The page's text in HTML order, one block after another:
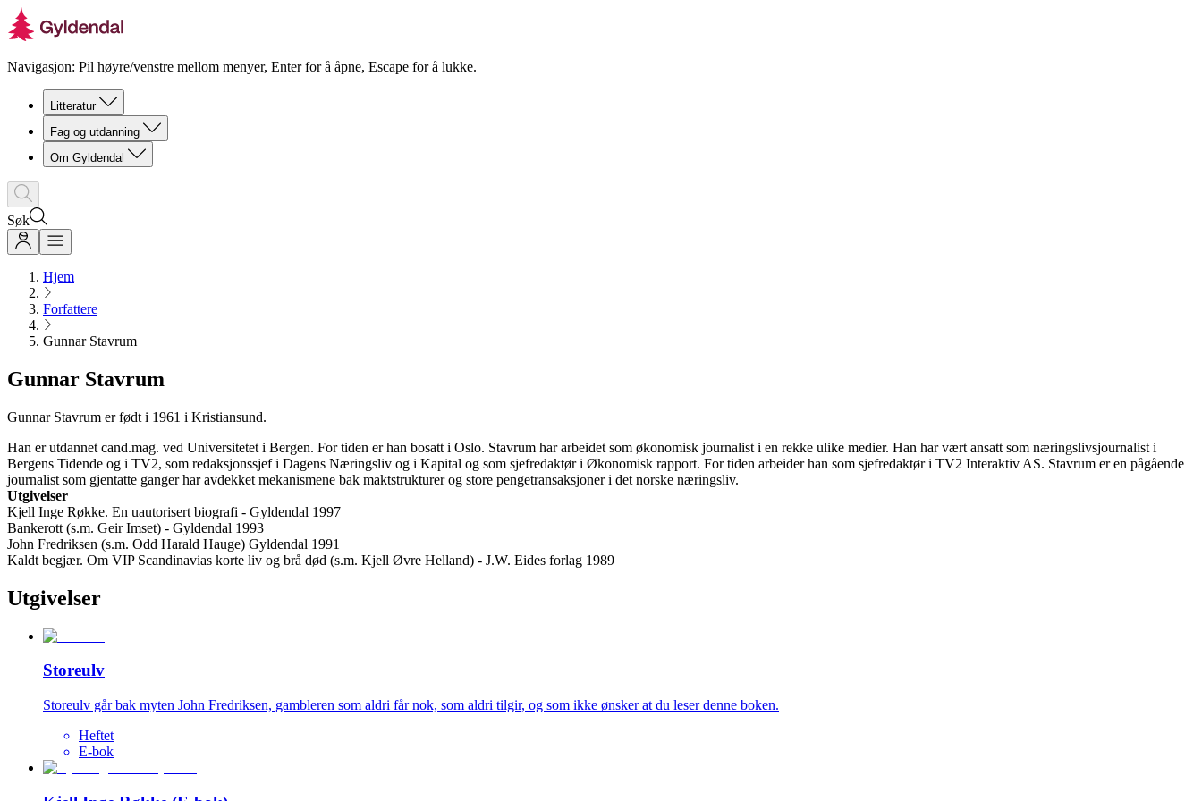
Navigasjon: Pil høyre/venstre mellom menyer, Enter for å åpne, Escape for å lukke.
Litteratur
Fag og utdanning
Om Gyldendal
Søk
Hjem
Forfattere
Gunnar Stavrum
Gunnar Stavrum
Gunnar Stavrum er født i 1961 i Kristiansund.
Han er utdannet cand.mag. ved Universitetet i Bergen. For tiden er han bosatt i Oslo. Stavrum har arbeidet som økonomisk journalist i en rekke ulike medier. Han har vært ansatt som næringslivsjournalist i
Bergens Tidende og i TV2, som redaksjonssjef i Dagens Næringsliv og i Kapital og som sjefredaktør i Økonomisk rapport. For tiden arbeider han som sjefredaktør i TV2 Interaktiv AS. Stavrum er en pågående
journalist som gjentatte ganger har avdekket mekanismene bak maktstrukturer og store pengetransaksjoner i det norske næringsliv.
Utgivelser
Kjell Inge Røkke. En uautorisert biografi - Gyldendal 1997
Bankerott (s.m. Geir Imset) - Gyldendal 1993
John Fredriksen (s.m. Odd Harald Hauge) Gyldendal 1991
Kaldt begjær. Om VIP Scandinavias korte liv og brå død (s.m. Kjell Øvre Helland) - J.W. Eides forlag 1989
Utgivelser
Storeulv
Storeulv går bak myten John Fredriksen, gambleren som aldri får nok, som aldri tilgir, og som ikke ønsker at du leser denne boken.
Heftet
E-bok